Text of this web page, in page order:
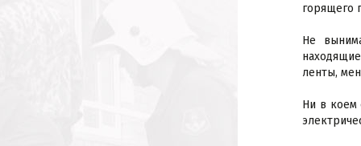
горящего
Не
ленты,
Ни в коем